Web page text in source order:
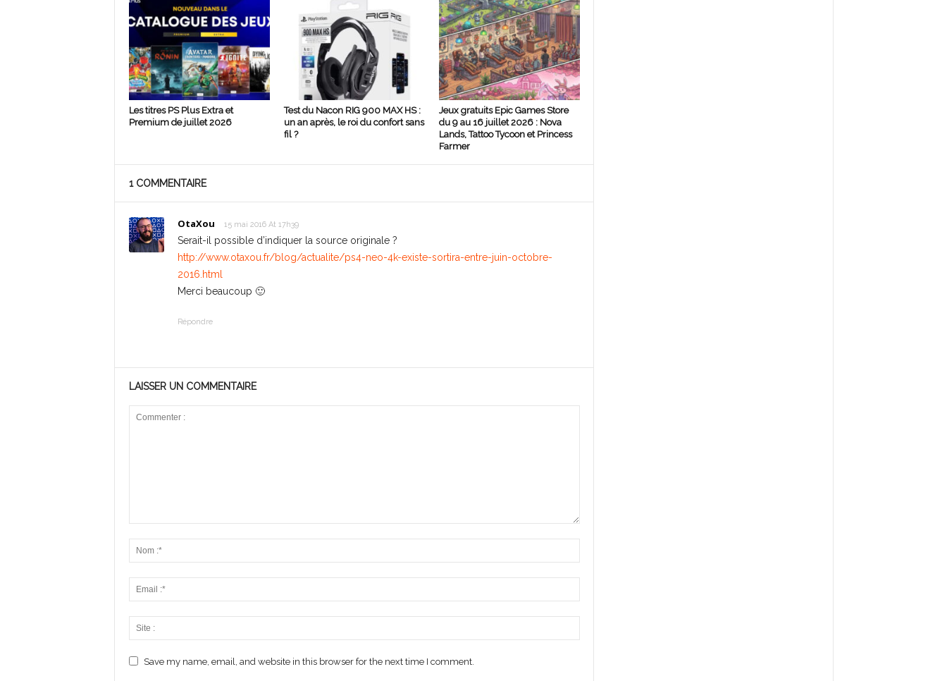
Les titres PS Plus Extra et
Premium de juillet 2026
Test du Nacon RIG 900 MAX HS :
un an après, le roi du confort sans
fil ?
Jeux gratuits Epic Games Store
du 9 au 16 juillet 2026 : Nova
Lands, Tattoo Tycoon et Princess
Farmer
1 COMMENTAIRE
OtaXou 15 mai 2016 At 17h39
Serait-il possible d’indiquer la source originale ?
http://www.otaxou.fr/blog/actualite/ps4-neo-4k-existe-sortira-entre-juin-octobre-
2016.html
Merci beaucoup 🙂
Répondre
LAISSER UN COMMENTAIRE
Save my name, email, and website in this browser for the next time I comment.